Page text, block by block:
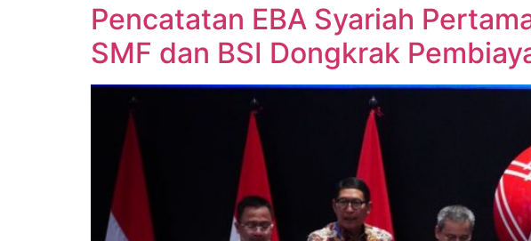
Pencatatan EBA Syariah
SMF dan BSI Dongkrak